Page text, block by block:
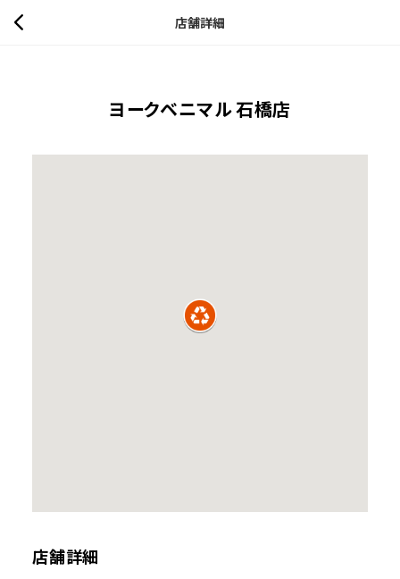
店舗詳細
ヨークベニマル 石橋店
店舗詳細